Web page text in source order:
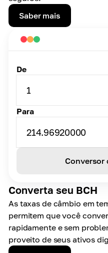
Saber mais
Converta seu BCH
As taxas de câmbio em
permitem que você
rapidamente e sem
proveito de seus ativos
De
1
Para
214.96920000
Conversor